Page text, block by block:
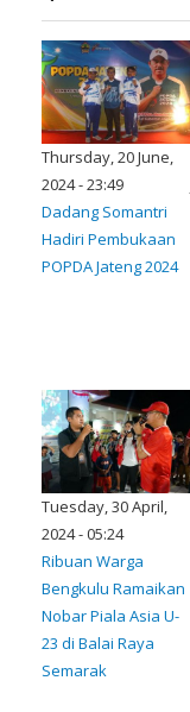
Thursday, 20 June,
2024 - 23:49
Dadang Somantri
Hadiri Pembukaan
POPDA Jateng 2024
Tuesday, 30 April,
2024 - 05:24
Ribuan Warga
Bengkulu Ramaikan
Nobar Piala Asia U-
23 di Balai Raya
Semarak